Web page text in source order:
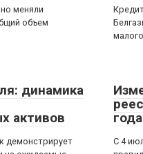
меняли
объем
динамика
активов
демонстрирует
года
С 4